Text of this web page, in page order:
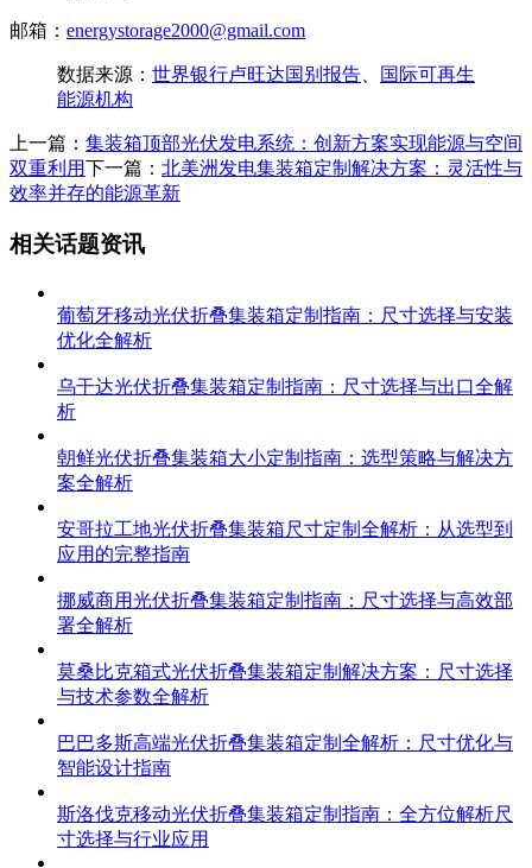
邮箱： energystorage2000@gmail.com
数据来源： 世界银行卢旺达国别报告、
国际可再生
能源机构
上一篇： 集装箱顶部光伏发电系统：创新方案实现能源与空间
双重利用下一篇： 北美洲发电集装箱定制解决方案：灵活性与
效率并存的能源革新
相关话题资讯
葡萄牙移动光伏折叠集装箱定制指南：尺寸选择与安装
优化全解析
乌干达光伏折叠集装箱定制指南：尺寸选择与出口全解
析
朝鲜光伏折叠集装箱大小定制指南：选型策略与解决方
案全解析
安哥拉工地光伏折叠集装箱尺寸定制全解析：从选型到
应用的完整指南
挪威商用光伏折叠集装箱定制指南：尺寸选择与高效部
莫桑比克箱式光伏折叠集装箱定制解决方案：尺寸选择
巴巴多斯高端光伏折叠集装箱定制全解析：尺寸优化与
斯洛伐克移动光伏折叠集装箱定制指南：全方位解析尺